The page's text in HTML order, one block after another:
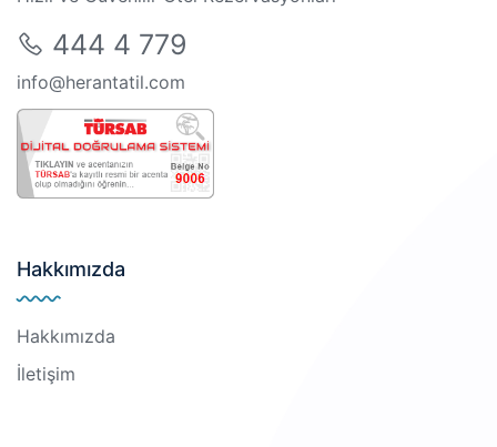
444 4 779
info@herantatil.com
Hakkımızda
Hakkımızda
İletişim